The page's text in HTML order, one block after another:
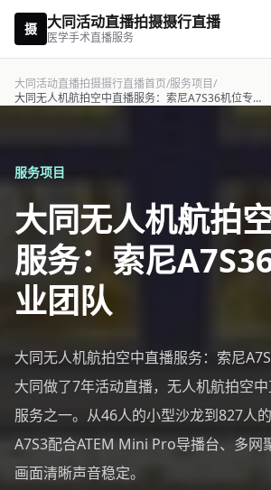
摄 大同活动直播拍摄摄行直播
医学手术直播服务
大同活动直播拍摄摄行直播首页/服务项目/
大同无人机航拍空中直播服务：索尼A7S36机位专业团队-摄行直播
服务项目
大同无人机航拍
服务：索尼
业团队
大同无人机航拍空中直播服务：索尼
大同做了7年活动直播，无人机航拍空
服务之一。从46人的小型沙龙到827人
A7S3配合ATEM Mini Pro导播台、多网
画面清晰声音稳定。